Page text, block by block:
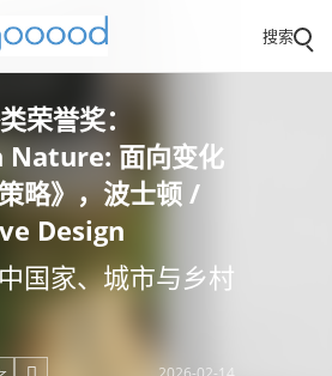
搜索
荣誉奖：
Nature: 面向变化
略》，波士顿 /
Design
国家、城市与乡村